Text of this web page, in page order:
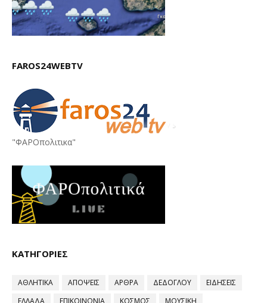
FAROS24WEBTV
"ΦΑΡΟπολιτικα"
ΚΑΤΗΓΟΡΙΕΣ
ΑΘΛΗΤΙΚΑ ΑΠΟΨΕΙΣ ΑΡΘΡΑ ΔΕΔΟΓΛΟΥ
ΕΙΔΗΣΕΙΣ
ΕΛΛΑΔΑ
ΕΠΙΚΟΙΝΩΝΙΑ ΚΟΣΜΟΣ ΜΟΥΣΙΚΗ